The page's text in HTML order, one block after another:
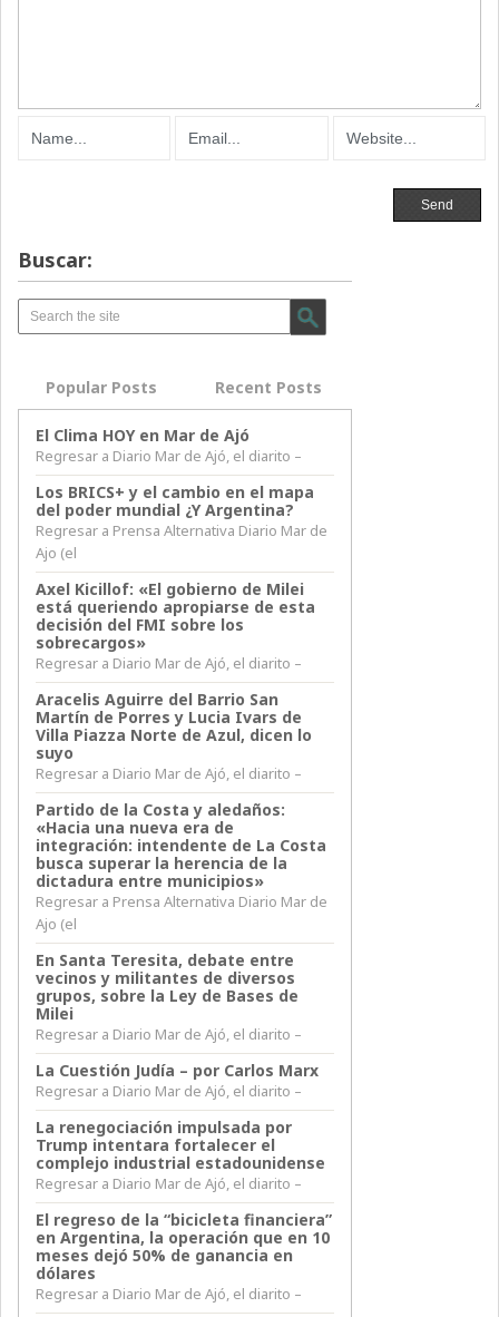
Buscar:
Popular Posts Recent Posts
El Clima HOY en Mar de Ajó
Regresar a Diario Mar de Ajó, el diarito –
Los BRICS+ y el cambio en el mapa
del poder mundial ¿Y Argentina?
Regresar a Prensa Alternativa Diario Mar de
Ajo (el
Axel Kicillof: «El gobierno de Milei
está queriendo apropiarse de esta
decisión del FMI sobre los
sobrecargos»
Regresar a Diario Mar de Ajó, el diarito –
Aracelis Aguirre del Barrio San
Martín de Porres y Lucia Ivars de
Villa Piazza Norte de Azul, dicen lo
suyo
Regresar a Diario Mar de Ajó, el diarito –
Partido de la Costa y aledaños:
«Hacia una nueva era de
integración: intendente de La Costa
busca superar la herencia de la
dictadura entre municipios»
Regresar a Prensa Alternativa Diario Mar de
Ajo (el
En Santa Teresita, debate entre
vecinos y militantes de diversos
grupos, sobre la Ley de Bases de
Milei
Regresar a Diario Mar de Ajó, el diarito –
La Cuestión Judía – por Carlos Marx
Regresar a Diario Mar de Ajó, el diarito –
La renegociación impulsada por
Trump intentara fortalecer el
complejo industrial estadounidense
Regresar a Diario Mar de Ajó, el diarito –
El regreso de la “bicicleta financiera”
en Argentina, la operación que en 10
meses dejó 50% de ganancia en
dólares
Regresar a Diario Mar de Ajó, el diarito –